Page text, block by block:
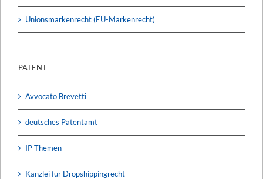
Unionsmarkenrecht (EU-Markenrecht)
PATENT
Avvocato Brevetti
deutsches Patentamt
IP Themen
Kanzlei für Dropshippingrecht